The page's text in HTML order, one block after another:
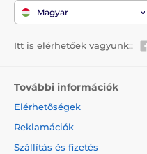
Magyar
Itt is elérhetőek vagyunk::
További információk
Elérhetőségek
Reklamációk
Szállítás és fizetés